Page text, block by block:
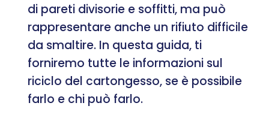
di pareti divisorie e soffitti, ma può
rappresentare anche un rifiuto difficile
da smaltire. In questa guida, ti
forniremo tutte le informazioni sul
riciclo del cartongesso, se è possibile
farlo e chi può farlo.